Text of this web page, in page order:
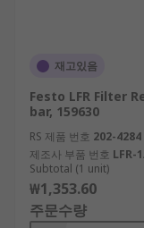
재고있음
Festo LFR Filter
bar, 159630
RS 제품 번호 202-4284
제조사 부품 번호 LFR-
Subtotal (1 unit)
₩1,353.60
주문수량